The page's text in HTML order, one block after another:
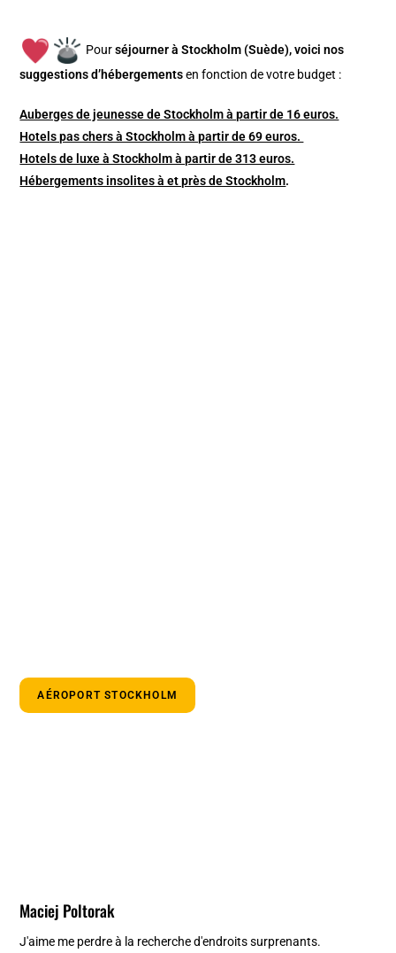
Pourséjourner à Stockholm (Suède), voici nos
suggestions d’hébergements en fonction de votre budget :
Auberges de jeunesse de Stockholm à partir de 16 euros.
Hotels pas chers à Stockholm à partir de 69 euros.
Hotels de luxe à Stockholm à partir de 313 euros.
Hébergements insolites à et près de Stockholm.
AÉROPORT STOCKHOLM
Maciej Poltorak
J'aime me perdre à la recherche d'endroits surprenants.